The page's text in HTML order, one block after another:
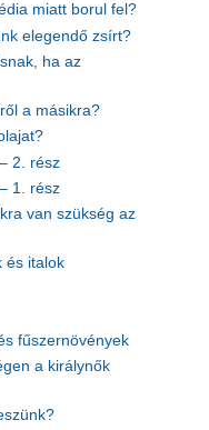
miatt borul fel?
elegendő zsírt?
ha az
a másikra?
2. rész
1. rész
van szükség az
és italok
fűszernövények
a királynők